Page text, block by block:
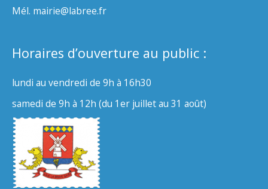
Mél. mairie@labree.fr
Horaires d’ouverture au public :
lundi au vendredi de 9h à 16h30
samedi de 9h à 12h (du 1er juillet au 31 août)